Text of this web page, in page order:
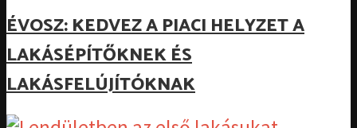
ÉVOSZ: KEDVEZ A PIACI HELYZET A
LAKÁSÉPÍTŐKNEK ÉS
LAKÁSFELÚJÍTÓKNAK